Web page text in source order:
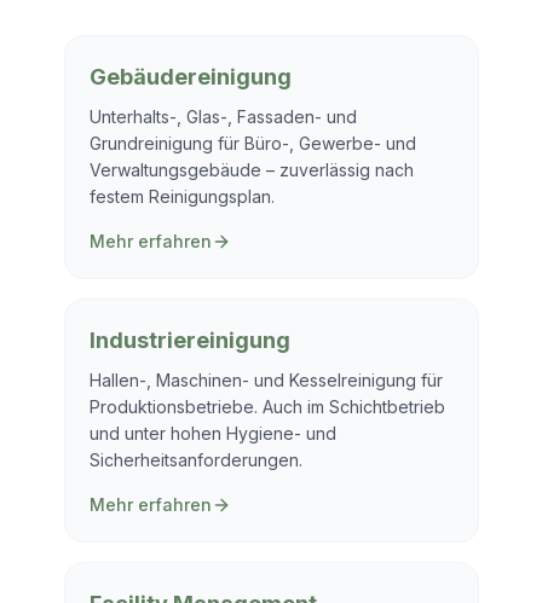
Gebäudereinigung
Unterhalts-, Glas-, Fassaden- und
Grundreinigung für Büro-, Gewerbe- und
Verwaltungsgebäude – zuverlässig nach
festem Reinigungsplan.
Mehr erfahren
Industriereinigung
Hallen-, Maschinen- und Kesselreinigung für
Produktionsbetriebe. Auch im Schichtbetrieb
und unter hohen Hygiene- und
Sicherheitsanforderungen.
Mehr erfahren